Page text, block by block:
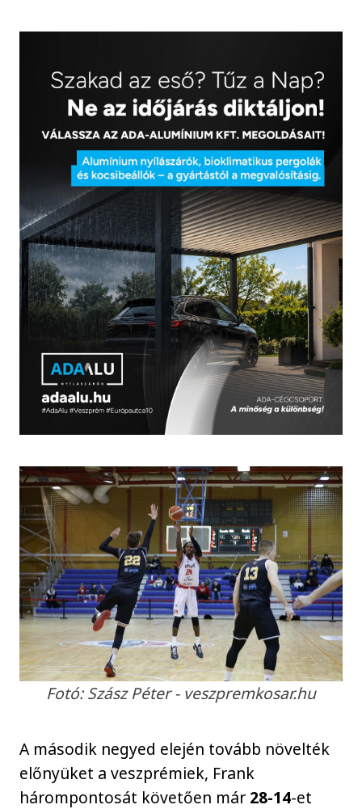
Fotó: Szász Péter - veszpremkosar.hu
A második negyed elején tovább növelték
előnyüket a veszprémiek, Frank
hárompontosát követően már 28-14-et